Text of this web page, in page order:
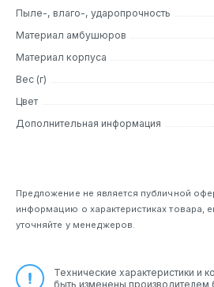
Пыле-, влаго-, ударопрочность
Материал амбушюров
Материал корпуса
Вес (г)
Цвет
Дополнительная информация
Предложение не является публичной
информацию о характеристиках товара,
уточняйте у менеджеров.
Технические характеристики и
быть изменены производителем